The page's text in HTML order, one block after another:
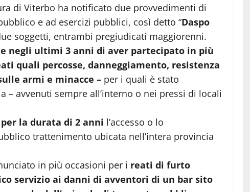
di Viterbo ha notificato due provvedimenti di
e ad esercizi pubblici, così detto “Daspo
soggetti, entrambi pregiudicati maggiorenni.
negli ultimi 3 anni di aver partecipato in più
quali percosse, danneggiamento, resistenza
armi e minacce – per i quali è stato
avvenuti sempre all’interno o nei pressi di locali
la durata di 2 anni l’accesso o lo
trattenimento ubicata nell’intera provincia
in più occasioni per i reati di furto
servizio ai danni di avventori di un bar sito